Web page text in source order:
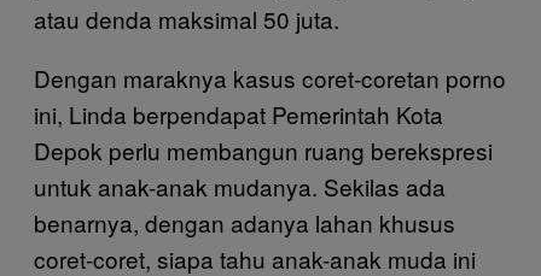
atau denda maksimal 50 juta.
Dengan maraknya kasus coret-coretan porno
ini, Linda berpendapat Pemerintah Kota
Depok perlu membangun ruang berekspresi
untuk anak-anak mudanya. Sekilas ada
benarnya, dengan adanya lahan khusus
coret-coret, siapa tahu anak-anak muda ini